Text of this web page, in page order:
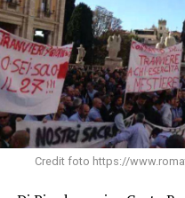
Credit foto https://